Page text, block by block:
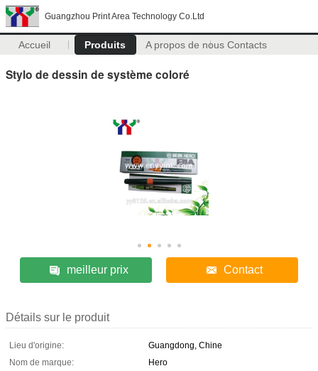
Guangzhou Print Area Technology Co.Ltd
Accueil Produits A propos de nous Contacts
Stylo de dessin de système coloré
meilleur prix Contact
Détails sur le produit
Lieu d'origine:
Guangdong, Chine
Nom de marque:
Hero